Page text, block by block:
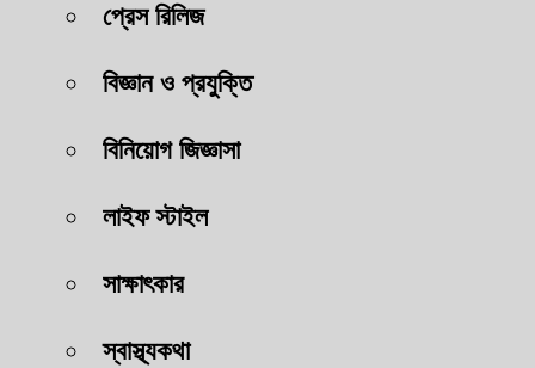
প্রেস রিলিজ
বিজ্ঞান ও প্রযুক্তি
বিনিয়োগ জিজ্ঞাসা
লাইফ স্টাইল
সাক্ষাৎকার
স্বাস্থ্যকথা